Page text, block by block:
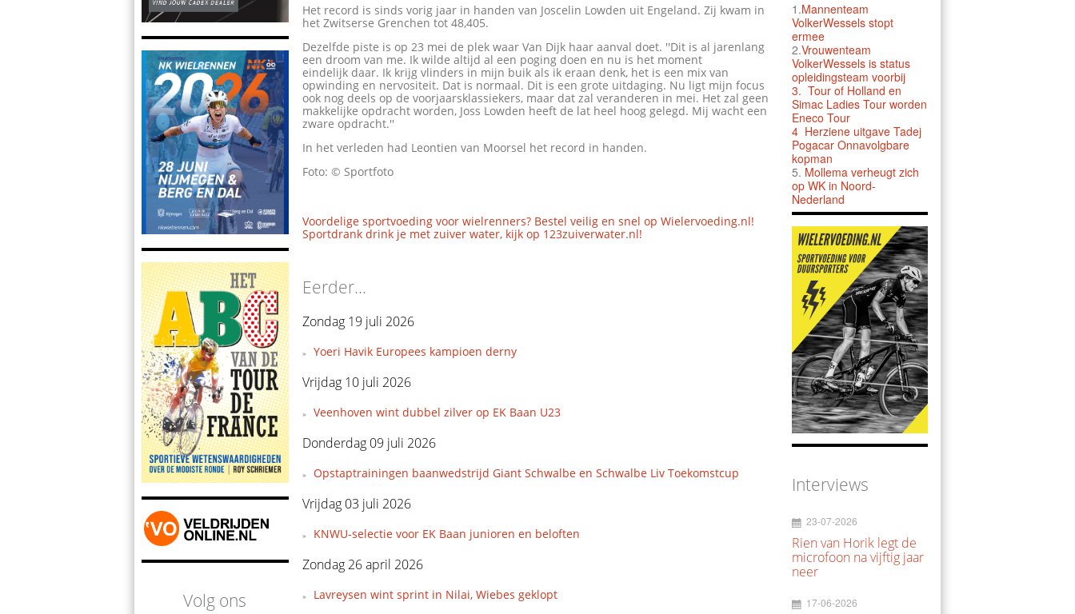
Volg ons
Het record is sinds vorig jaar in handen van Joscelin Lowden uit Engeland. Zij kwam in
het Zwitserse Grenchen tot 48,405.
Dezelfde piste is op 23 mei de plek waar Van Dijk haar aanval doet. ''Dit is al jarenlang
een droom van me. Ik wilde altijd al een poging doen en nu is het moment
eindelijk daar. Ik krijg vlinders in mijn buik als ik eraan denk, het is een mix van
opwinding en nervositeit. Dat is normaal. Dit is een grote uitdaging. Nu ligt mijn focus
ook nog deels op de voorjaarsklassiekers, maar dat zal veranderen in mei. Het zal geen
makkelijke opdracht worden, Joss Lowden heeft de lat heel hoog gelegd. Mij wacht een
zware opdracht.''
In het verleden had Leontien van Moorsel het record in handen.
Foto: © Sportfoto
Voordelige sportvoeding voor wielrenners? Bestel veilig en snel op Wielervoeding.nl!
Sportdrank drink je met zuiver water, kijk op 123zuiverwater.nl!
Eerder...
Zondag 19 juli 2026
Yoeri Havik Europees kampioen derny
Vrijdag 10 juli 2026
Veenhoven wint dubbel zilver op EK Baan U23
Donderdag 09 juli 2026
Opstaptrainingen baanwedstrijd Giant Schwalbe en Schwalbe Liv Toekomstcup
Vrijdag 03 juli 2026
KNWU-selectie voor EK Baan junioren en beloften
Zondag 26 april 2026
Lavreysen wint sprint in Nilai, Wiebes geklopt
1.Mannenteam
VolkerWessels stopt
ermee
2.Vrouwenteam
VolkerWessels is status
opleidingsteam voorbij
3. Tour of Holland en
Simac Ladies Tour worden
Eneco Tour
4 Herziene uitgave Tadej
Pogacar Onnavolgbare
kopman
5. Mollema verheugt zich
op WK in Noord-
Nederland
Interviews
23-07-2026
Rien van Horik legt de
microfoon na vijftig jaar
neer
17-06-2026